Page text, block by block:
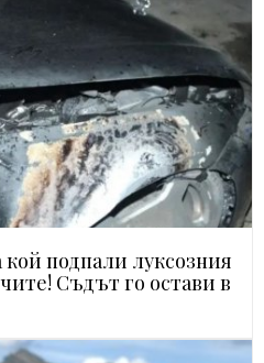
подпали луксозния
Съдът го остави в